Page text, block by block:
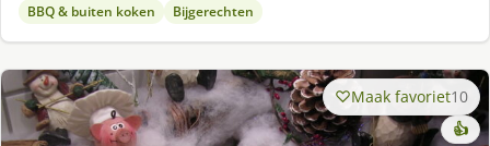
BBQ & buiten koken Bijgerechten
Maak favoriet10
👍